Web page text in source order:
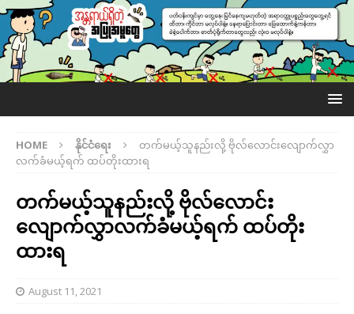
HOME နိုင်ငံရေး
တက်မယ့်သူနည်းလို့ ဗိုလ်လောင်းလျောက်လွှာ
လက်ခံမယ့်ရက် ထပ်တိုးထားရ
တက်မယ့်သူနည်းလို့ ဗိုလ်လောင်း
လျောက်လွှာလက်ခံမယ့်ရက် ထပ်တိုး
ထားရ
August 11, 2021